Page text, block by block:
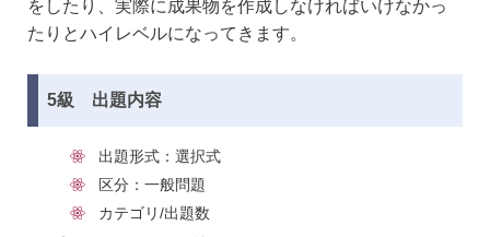
をしたり、実際に成果物を作成しなければいけなかっ
たりとハイレベルになってきます。
5級 出題内容
出題形式：選択式
区分：一般問題
カテゴリ/出題数